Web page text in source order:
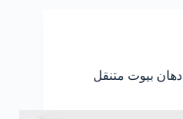
صباغ الزور رخيص 66225922 دهان بيوت متنقل